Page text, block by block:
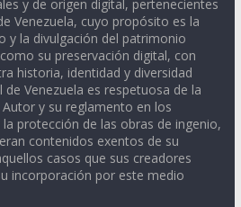
y de origen digital, pertenecientes
Venezuela, cuyo propósito es la
y la divulgación del patrimonio
su preservación digital, con
historia, identidad y diversidad
Venezuela es respetuosa de la
y su reglamento en los
protección de las obras de ingenio,
contenidos exentos de su
casos que sus creadores
incorporación por este medio